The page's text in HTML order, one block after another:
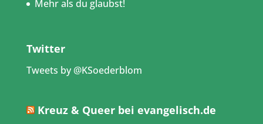
Mehr als du glaubst!
Twitter
Tweets by @KSoederblom
Kreuz & Queer bei evangelisch.de